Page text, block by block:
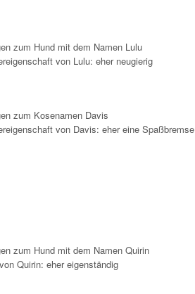
zum Hund mit dem Namen Lulu
von Lulu: eher neugierig
zum Kosenamen Davis
von Davis: eher eine Spaßbremse
zum Hund mit dem Namen Quirin
Quirin: eher eigenständig